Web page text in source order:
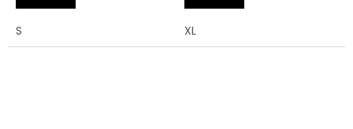
S XL